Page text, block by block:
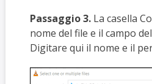
Passaggio 3.La casella
nome del file e il campo
Digitare qui il nome e il